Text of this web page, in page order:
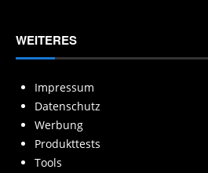
WEITERES
Impressum
Datenschutz
Werbung
Produkttests
Tools